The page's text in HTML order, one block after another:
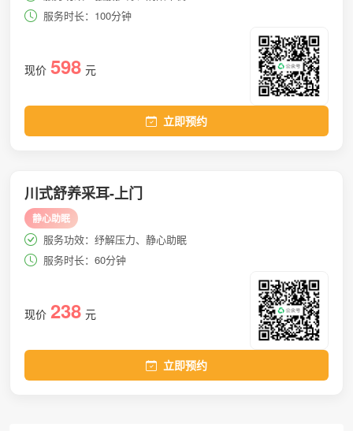
服务时长：100分钟
现价 598 元
立即预约
川式舒养采耳-上门
静心助眠
服务功效：纾解压力、静心助眠
服务时长：60分钟
现价 238 元
立即预约